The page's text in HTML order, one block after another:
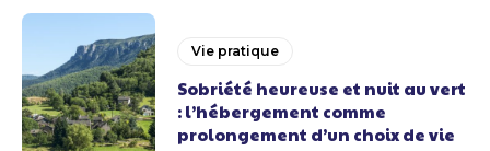
Vie pratique
Sobriété heureuse et nuit au vert
: l’hébergement comme
prolongement d’un choix de vie